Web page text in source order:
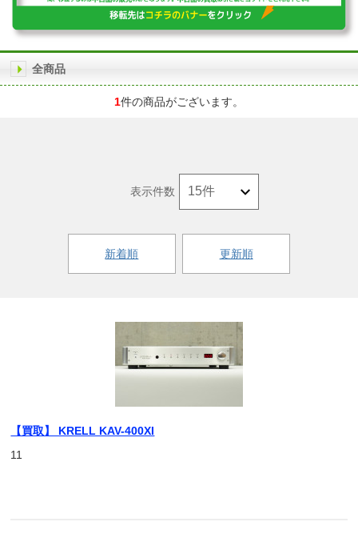
全商品
1件の商品がございます。
新着順 更新順
表示件数
【買取】 KRELL KAV-400XI
11